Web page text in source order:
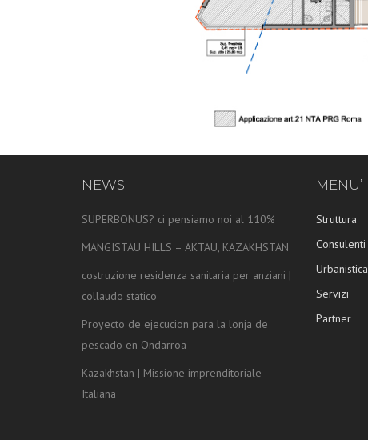
NEWS
SUPERBONUS? ci pensiamo noi al 110%
MANGISTAU HILLS – AKTAU, KAZAKHSTAN
costruzione residenza sanitaria per anziani |
collaudo statico
Proyecto de ejecucion para la lonja de
pescado en Ondarroa
Kazakhstan | Missione imprenditoriale
Italiana
MENU’
Struttura
Consulenti
Urbanistica
Servizi
Partner